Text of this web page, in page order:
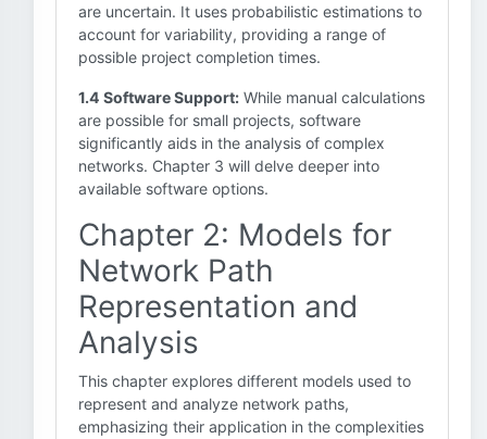
are uncertain. It uses probabilistic estimations to
account for variability, providing a range of
possible project completion times.
1.4 Software Support: While manual calculations
are possible for small projects, software
significantly aids in the analysis of complex
networks. Chapter 3 will delve deeper into
available software options.
Chapter 2: Models for
Network Path
Representation and
Analysis
This chapter explores different models used to
represent and analyze network paths,
emphasizing their application in the complexities